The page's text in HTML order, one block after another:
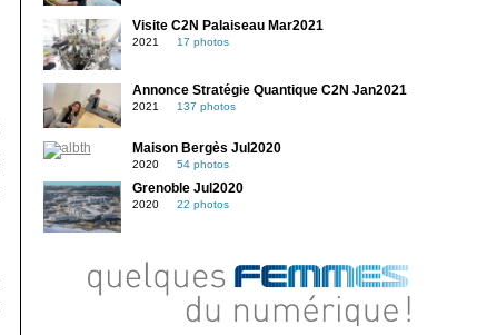
Visite C2N Palaiseau Mar2021
2021 17 photos
Annonce Stratégie Quantique C2N Jan2021
2021 137 photos
Maison Bergès Jul2020
2020 54 photos
Grenoble Jul2020
2020 22 photos